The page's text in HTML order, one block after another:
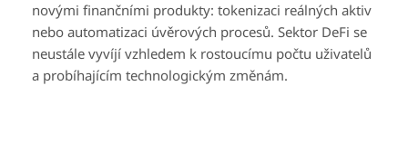
novými finančními produkty: tokenizaci reálných aktiv
nebo automatizaci úvěrových procesů. Sektor DeFi se
neustále vyvíjí vzhledem k rostoucímu počtu uživatelů
a probíhajícím technologickým změnám.